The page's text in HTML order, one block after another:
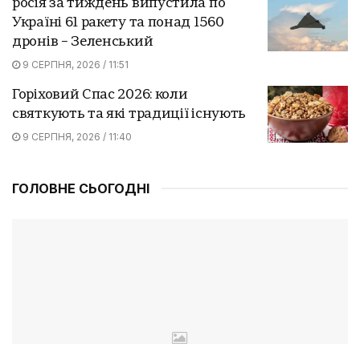
росія за тиждень випустила по
Україні 61 ракету та понад 1560
дронів – Зеленський
9 СЕРПНЯ, 2026 / 11:51
Горіховий Спас 2026: коли
святкують та які традиції існують
9 СЕРПНЯ, 2026 / 11:40
ГОЛОВНЕ СЬОГОДНІ